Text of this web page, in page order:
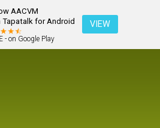
AACVM
Tapatalk for Android
- on Google Play
VIEW